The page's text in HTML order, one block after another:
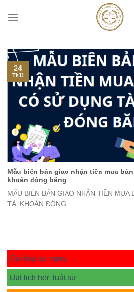
Mẫu biên bản giao nhận tiền mua
khoản đóng băng
MẪU BIÊN BẢN GIAO NHẬN TIỀN MUA
TÀI KHOẢN ĐÓNG...
24
Th11
Gọi luật sư ngay
Đặt lịch hẹn luật sư